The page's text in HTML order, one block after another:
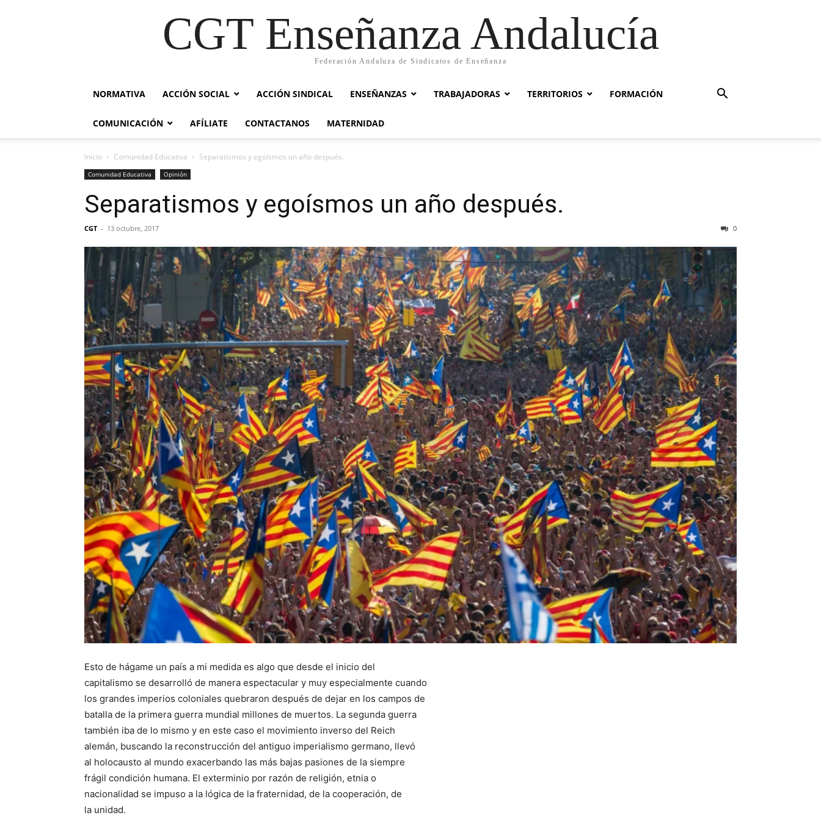
CGT Enseñanza Andalucía
Federación Andaluza de Sindicatos de Enseñanza
NORMATIVA ACCIÓN SOCIAL ACCIÓN SINDICAL ENSEÑANZAS TRABAJADORAS TERRITORIOS FORMACIÓN
COMUNICACIÓN AFÍLIATE CONTACTANOS MATERNIDAD
Inicio Comunidad Educativa Separatismos y egoísmos un año después.
Comunidad Educativa Opinión
Separatismos y egoísmos un año después.
CGT - 13 octubre, 2017 0
Esto de hágame un país a mi medida es algo que desde el inicio del
capitalismo se desarrolló de manera espectacular y muy especialmente cuando
los grandes imperios coloniales quebraron después de dejar en los campos de
batalla de la primera guerra mundial millones de muertos. La segunda guerra
también iba de lo mismo y en este caso el movimiento inverso del Reich
alemán, buscando la reconstrucción del antiguo imperialismo germano, llevó
al holocausto al mundo exacerbando las más bajas pasiones de la siempre
frágil condición humana. El exterminio por razón de religión, etnia o
nacionalidad se impuso a la lógica de la fraternidad, de la cooperación, de
la unidad.